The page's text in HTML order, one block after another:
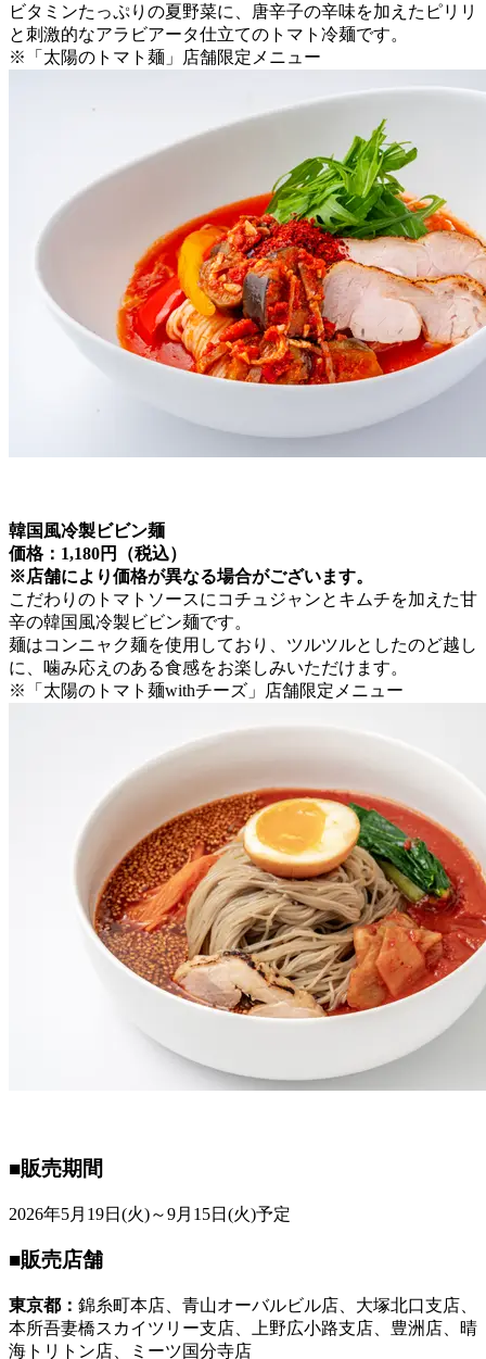
ビタミンたっぷりの夏野菜に、唐辛子の辛味を加えたピリリ
と刺激的なアラビアータ仕立てのトマト冷麺です。
※「太陽のトマト麺」店舗限定メニュー
韓国風冷製ビビン麺
価格：1,180円（税込）
※店舗により価格が異なる場合がございます。
こだわりのトマトソースにコチュジャンとキムチを加えた甘
辛の韓国風冷製ビビン麺です。
麺はコンニャク麺を使用しており、ツルツルとしたのど越し
に、噛み応えのある食感をお楽しみいただけます。
※「太陽のトマト麺withチーズ」店舗限定メニュー
■販売期間
2026年5月19日(火)～9月15日(火)予定
■販売店舗
東京都： 錦糸町本店、青山オーバルビル店、大塚北口支店、
本所吾妻橋スカイツリー支店、上野広小路支店、豊洲店、晴
海トリトン店、ミーツ国分寺店